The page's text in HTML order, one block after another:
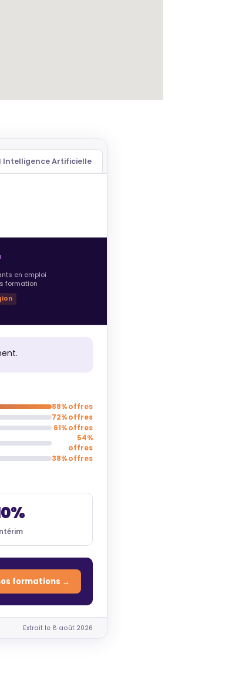
Intelligence Artificielle
en emploi
formation
88% offres
72% offres
61% offres
54%
offres
38% offres
formations →
Extrait le 8 août 2026